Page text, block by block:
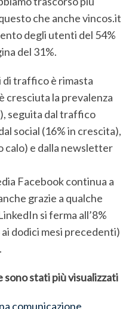
che anche vincos.it
degli utenti del 54%
del 31%.
di traffico è rimasta
cresciuta la prevalenza
seguita dal traffico
social (16% in crescita),
calo) e dalla newsletter
Facebook continua a
grazie a qualche
si ferma all’8%
dodici mesi precedenti)
stati più visualizzati
comunicazione